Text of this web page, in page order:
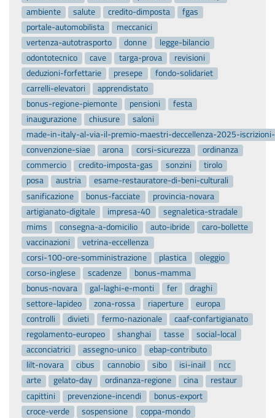
ambiente
salute credito-dimposta
fgas
portale-automobilista
meccanici
vertenza-autotrasporto
donne
legge-bilancio
odontotecnico
cave targa-prova
revisioni
deduzioni-forfettarie
presepe
fondo-solidariet
carrelli-elevatori
apprendistato
bonus-regione-piemonte
pensioni
festa
inaugurazione
chiusure
saloni
made-in-italy-al-via-il-premio-maestri-deccellenza-2025-
convenzione-siae
arona corsi-sicurezza
ordinanza
commercio
credito-imposta-gas sonzini
tirolo
posa
austria
esame-restauratore-di-beni-culturali
sanificazione
bonus-facciate
provincia-novara
artigianato-digitale
impresa-40
segnaletica-stradale
mims
consegna-a-domicilio auto-ibride
caro-bollette
vaccinazioni
vetrina-eccellenza
corsi-100-ore-somministrazione
plastica
oleggio
corso-inglese
scadenze
bonus-mamma
bonus-novara
gal-laghi-e-monti fer
draghi
settore-lapideo
zona-rossa riaperture
europa
controlli
divieti fermo-nazionale
caaf-confartigianato
regolamento-europeo
shanghai tasse
social-local
acconciatrici
assegno-unico
ebap-contributo
lilt-novara
cibus cannobio sibo isi-inail
ncc
arte
gelato-day ordinanza-regione cina
restaur
capittini
prevenzione-incendi
bonus-export
croce-verde
sospensione
coppa-mondo